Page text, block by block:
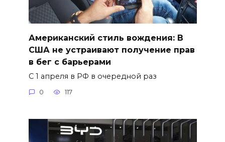
Американский стиль вождения: В
США не устраивают получение прав
в бег с барьерами
С 1 апреля в РФ в очередной раз
0 117